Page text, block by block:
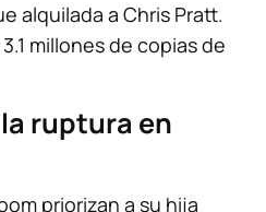
alquilada a Chris Pratt.
millones de copias de
ruptura en
priorizan a su hija